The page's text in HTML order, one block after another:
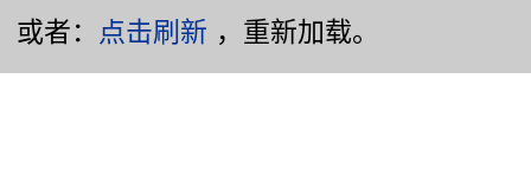
或者： 点击刷新 ，重新加载。